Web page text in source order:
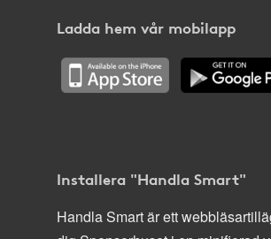
Ladda hem vår mobilapp
Installera "Handla Smart"
Handla Smart är ett